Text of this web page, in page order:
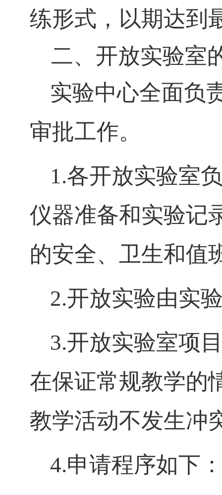
练形式，以期达到
二、开放实验室
实验中心全面负
审批工作。
1.各开放实验室
仪器准备和实验记
的安全、卫生和值
2.开放实验由实
3.开放实验室项
在保证常规教学的
教学活动不发生冲
4.申请程序如下